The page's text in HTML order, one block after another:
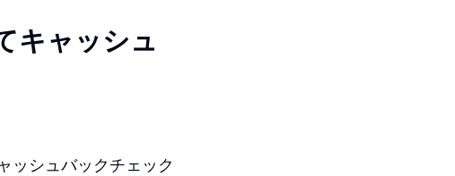
キャッシュ
ッシュバックチェック